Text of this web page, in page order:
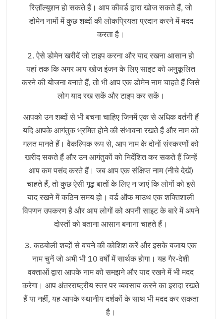
रिज़ॉल्यूशन हो सकते हैं। आप कीवर्ड द्वारा खोज सकते हैं, जो
डोमेन नामों में कुछ शब्दों की लोकप्रियता प्रदान करने में मदद
करता है।
2. ऐसे डोमेन खरीदें जो टाइप करना और याद रखना आसान हो
यहां तक ​​कि अगर आप खोज इंजन के लिए साइट को अनुकूलित
करने की योजना बनाते हैं, तो भी आप एक डोमेन नाम चाहते हैं जिसे
लोग याद रख सकें और टाइप कर सकें।
आपको उन शब्दों से भी बचना चाहिए जिनमें एक से अधिक वर्तनी हैं
यदि आपके आगंतुक भ्रमित होने की संभावना रखते हैं और नाम को
गलत मानते हैं। वैकल्पिक रूप से, आप नाम के दोनों संस्करणों को
खरीद सकते हैं और उन आगंतुकों को निर्देशित कर सकते हैं जिन्हें
आप कम पसंद करते हैं। जब आप एक संक्षिप्त नाम (नीचे देखें)
चाहते हैं, तो कुछ ऐसी गूढ़ बातों के लिए न जाएं कि लोगों को इसे
याद रखने में कठिन समय हो। वर्ड ऑफ माउथ एक शक्तिशाली
विपणन उपकरण है और आप लोगों को अपनी साइट के बारे में अपने
दोस्तों को बताना आसान बनाना चाहते हैं।
3. कठबोली शब्दों से बचने की कोशिश करें और इसके बजाय एक
नाम चुनें जो अभी भी 10 वर्षों में सार्थक होगा। यह गैर-देशी
वक्ताओं द्वारा आपके नाम को समझने और याद रखने में भी मदद
करेगा। आप अंतरराष्ट्रीय स्तर पर व्यवसाय करने का इरादा रखते
हैं या नहीं, यह आपके स्थानीय दर्शकों के साथ भी मदद कर सकता
है।